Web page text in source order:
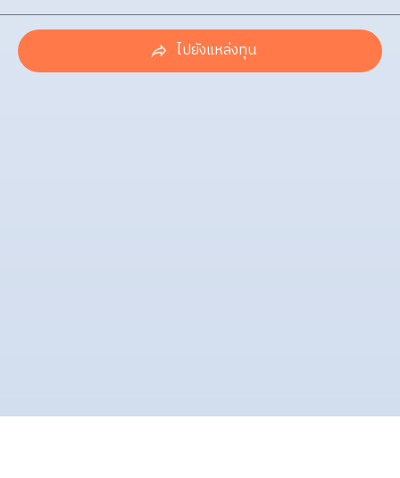
ไปยังแหล่งทุน